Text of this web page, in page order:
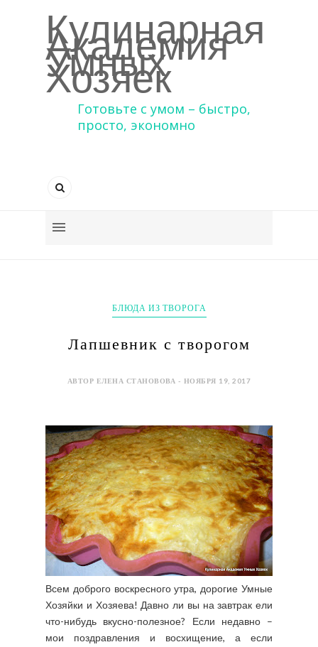
Кулинарная
Академия
Умных
Хозяек
Готовьте с умом – быстро,
просто, экономно
БЛЮДА ИЗ ТВОРОГА
Лапшевник с творогом
АВТОР ЕЛЕНА СТАНОВОВА - НОЯБРЯ 19, 2017
Всем доброго воскресного утра, дорогие Умные
Хозяйки и Хозяева! Давно ли вы на завтрак ели
что-нибудь вкусно-полезное? Если недавно –
мои поздравления и восхищение, а если